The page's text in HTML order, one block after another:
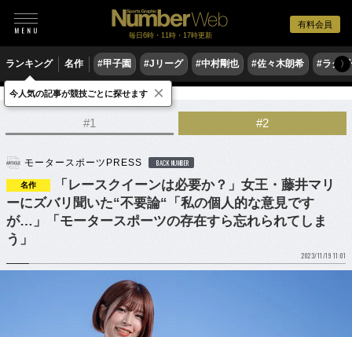
有料会員
毎日6時・11時・17時更新
ランキング 名作 #甲子園 #Jリーグ #中村剛也 #佐々木朗希 #ラグ〉
モータースポーツ その他
#1 #2
モータースポーツPRESS BACK NUMBER
名作
「レースクイーンは必要か？」女王・藤井マリ
ーにズバリ聞いた“不要論“「私の個人的な意見です
が…」「モータースポーツの存在すら忘れられてしま
う」
2023/11/19 11:01
今人気の記事が競技ごとに探せます ×